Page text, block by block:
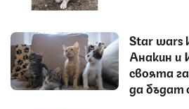
Star wars
Анакин и
своята
да бъдат